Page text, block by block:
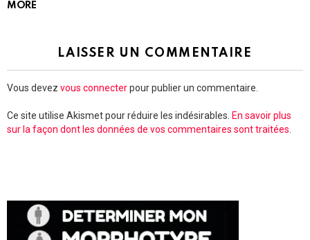
MORE
LAISSER UN COMMENTAIRE
Vous devez vous connecterpour publier un commentaire.
Ce site utilise Akismet pour réduire les indésirables. En savoir plus
sur la façon dont les données de vos commentaires sont traitées.